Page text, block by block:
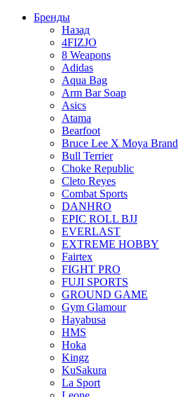
Бренды
Назад
4FIZJO
8 Weapons
Adidas
Aqua Bag
Arm Bar Soap
Asics
Atama
Bearfoot
Bruce Lee X Moya Brand
Bull Terrier
Choke Republic
Cleto Reyes
Combat Sports
DANHRO
EPIC ROLL BJJ
EVERLAST
EXTREME HOBBY
Fairtex
FIGHT PRO
FUJI SPORTS
GROUND GAME
Gym Glamour
Hayabusa
HMS
Hoka
Kingz
KuSakura
La Sport